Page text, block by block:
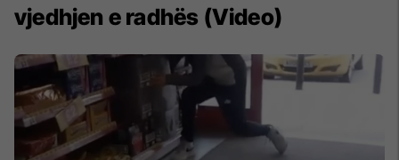
vjedhjen e radhës (Video)